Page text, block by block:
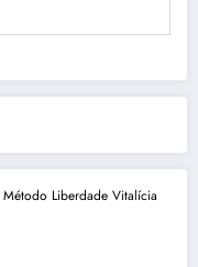
Liberdade Vitalícia